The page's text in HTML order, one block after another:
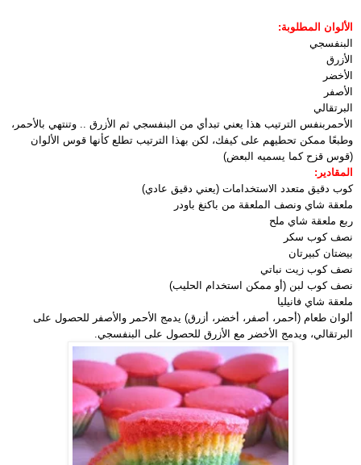
الألوان المطلوبة:
البنفسجي
الأزرق
الأخضر
الأصفر
البرتقالي
الأحمر بنفس الترتيب هذا يعني تبدأي من البنفسجي ثم الأزرق .. وتنتهي بالأحمر،
وطبعًا ممكن تحطيهم على كيفك، لكن بهذا الترتيب تطلع كأنها قوس الألوان
(قوس قزح كما يسميه البعض)
المقادير:
كوب دقيق متعدد الاستخدامات (يعني دقيق عادي)
ملعقة شاي ونصف الملعقة من باكنغ باودر
ربع ملعقة شاي ملح
نصف كوب سكر
بيضتان كبيرتان
نصف كوب زيت نباتي
نصف كوب لبن (أو ممكن استخدام الحليب)
ملعقة شاي فانيليا
ألوان طعام (أحمر، أصفر، أخضر، أزرق) يدمج الأحمر والأصفر للحصول على
البرتقالي، ويدمج الأخضر مع الأزرق للحصول على البنفسجي.